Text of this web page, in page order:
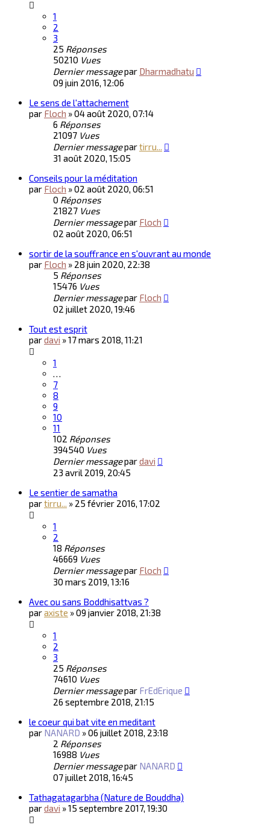
1
2
3
25 Réponses
50210 Vues
Dernier messagepar Dharmadhatu
09 juin 2016, 12:06
Le sens de l'attachement
par Floch »04 août 2020, 07:14
6 Réponses
21097 Vues
Dernier messagepartirru...
31 août 2020, 15:05
Conseils pour la méditation
par Floch »02 août 2020, 06:51
0 Réponses
21827 Vues
Dernier messagepar Floch
02 août 2020, 06:51
sortir de la souffrance en s'ouvrant au monde
par Floch » 28 juin 2020, 22:38
5 Réponses
15476 Vues
Dernier messagepar Floch
02 juillet 2020, 19:46
Tout est esprit
pardavi »17 mars 2018, 11:21
1
…
7
8
9
10
11
102 Réponses
394540 Vues
Dernier messagepardavi
23 avril 2019, 20:45
Le sentier de samatha
partirru... » 25 février 2016, 17:02
1
2
18 Réponses
46669 Vues
Dernier messagepar Floch
30 mars 2019, 13:16
Avec ou sans Boddhisattvas ?
paraxiste »09 janvier 2018, 21:38
1
2
3
25 Réponses
74610 Vues
Dernier messagepar FrEdErique
26 septembre 2018, 21:15
le coeur qui bat vite en meditant
par NANARD »06 juillet 2018, 23:18
2 Réponses
16988 Vues
Dernier messagepar NANARD
07 juillet 2018, 16:45
Tathagatagarbha (Nature de Bouddha)
pardavi »15 septembre 2017, 19:30